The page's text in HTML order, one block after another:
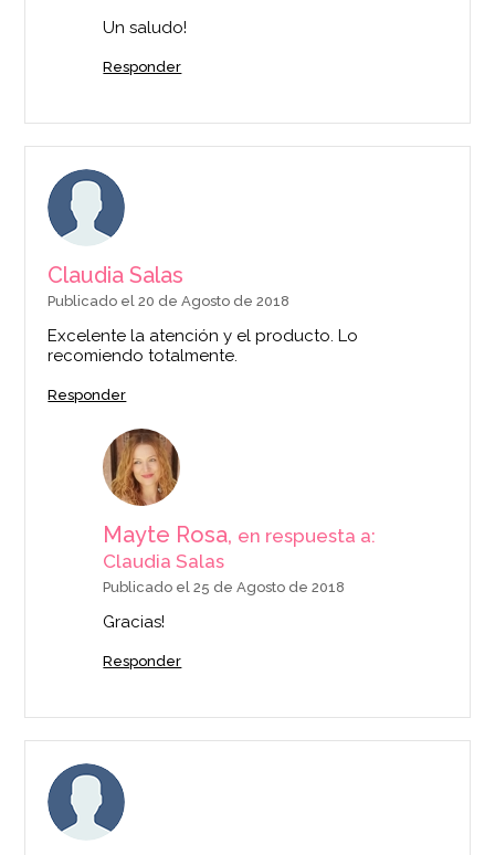
Un saludo!
Responder
Claudia Salas
Publicado el 20 de Agosto de 2018
Excelente la atención y el producto. Lo
recomiendo totalmente.
Responder
Mayte Rosa, en respuesta a:
Claudia Salas
Publicado el 25 de Agosto de 2018
Gracias!
Responder